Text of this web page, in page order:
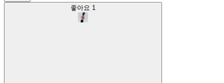
좋아요 1